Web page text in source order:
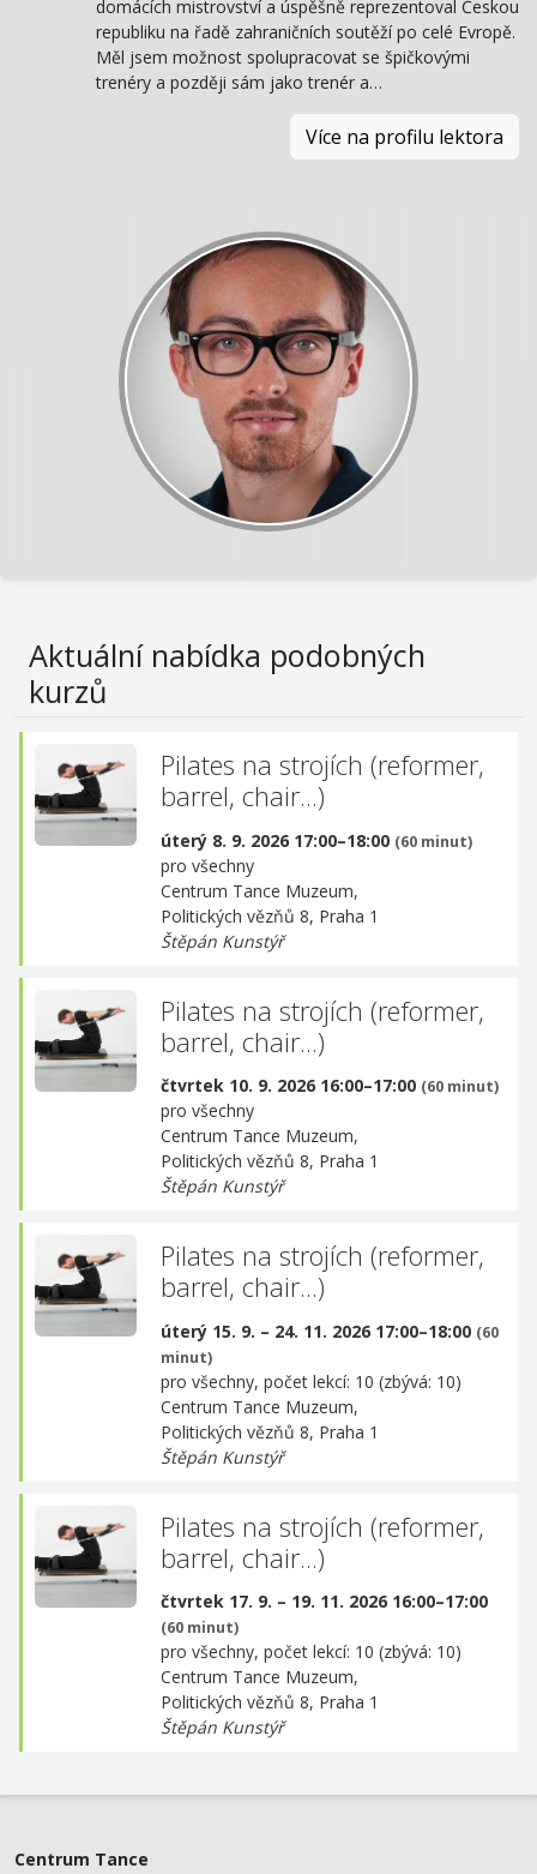
domácích mistrovství a úspěšně reprezentoval Českou
republiku na řadě zahraničních soutěží po celé Evropě.
Měl jsem možnost spolupracovat se špičkovými
trenéry a později sám jako trenér a…
Více na profilu lektora
Aktuální nabídka podobných
kurzů
Pilates na strojích (reformer,
barrel, chair...)
úterý 8. 9. 2026 17:00–18:00 (60 minut)
pro všechny
Centrum Tance Muzeum,
Politických vězňů 8, Praha 1
Štěpán Kunstýř
Pilates na strojích (reformer,
barrel, chair...)
čtvrtek 10. 9. 2026 16:00–17:00 (60 minut)
pro všechny
Centrum Tance Muzeum,
Politických vězňů 8, Praha 1
Štěpán Kunstýř
Pilates na strojích (reformer,
barrel, chair...)
úterý 15. 9. – 24. 11. 2026 17:00–18:00 (60
minut)
pro všechny, počet lekcí: 10 (zbývá: 10)
Centrum Tance Muzeum,
Politických vězňů 8, Praha 1
Štěpán Kunstýř
Pilates na strojích (reformer,
barrel, chair...)
čtvrtek 17. 9. – 19. 11. 2026 16:00–17:00
(60 minut)
pro všechny, počet lekcí: 10 (zbývá: 10)
Centrum Tance Muzeum,
Politických vězňů 8, Praha 1
Štěpán Kunstýř
Centrum Tance